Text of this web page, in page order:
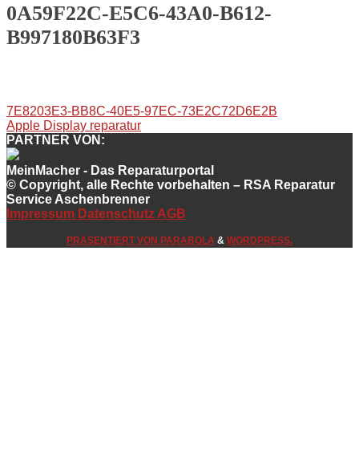
0A59F22C-E5C6-43A0-B612-
B997180B63F3
7E8203E3-BB8C-40E5-97EC-73E2C72D6E2B
Apple Display reparatur
PARTNER VON:
MeinMacher - Das Reparaturportal
© Copyright, alle Rechte vorbehalten – RSA Reparatur
Service Aschenbrenner
Impressum Datenschutz AGB
PRÄSENTIERT VON PARABOLA & WORDPRESS.